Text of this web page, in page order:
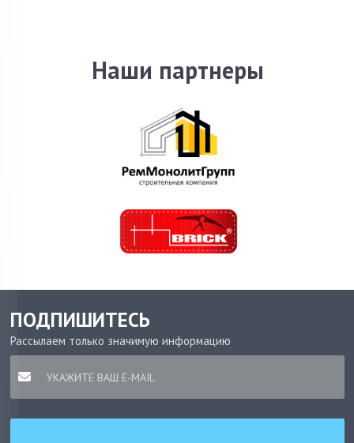
Наши партнеры
ПОДПИШИТЕСЬ
Рассылаем только значимую информацию